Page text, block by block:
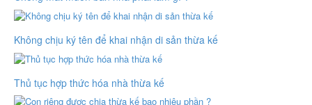
Không chịu ký tên để khai nhận di sản thừa kế
Thủ tục hợp thức hóa nhà thừa kế